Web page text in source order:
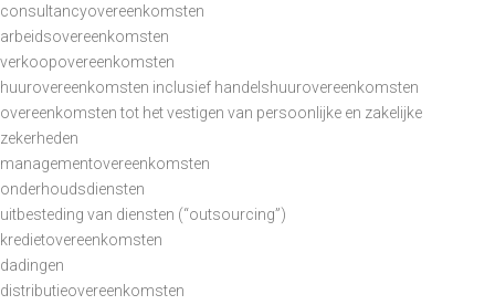
consultancyovereenkomsten
arbeidsovereenkomsten
verkoopovereenkomsten
huurovereenkomsten inclusief handelshuurovereenkomsten
overeenkomsten tot het vestigen van persoonlijke en zakelijke
zekerheden
managementovereenkomsten
onderhoudsdiensten
uitbesteding van diensten (“outsourcing”)
kredietovereenkomsten
dadingen
distributieovereenkomsten